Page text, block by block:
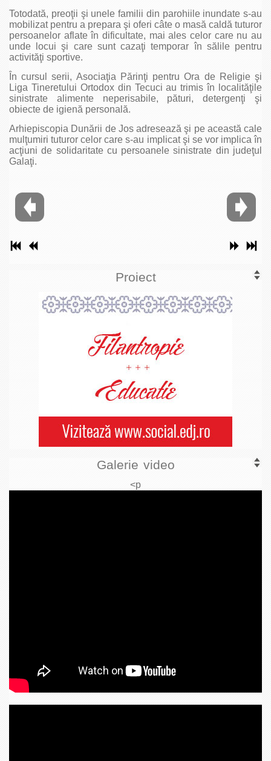
Totodată, preoţii şi unele familii din parohiile inundate s-au
mobilizat pentru a prepara şi oferi câte o masă caldă tuturor
persoanelor aflate în dificultate, mai ales celor care nu au
unde locui şi care sunt cazaţi temporar în sălile pentru
activităţi sportive.
În cursul serii, Asociaţia Părinţi pentru Ora de Religie şi
Liga Tineretului Ortodox din Tecuci au trimis în localităţile
sinistrate alimente neperisabile, pături, detergenţi şi
obiecte de igienă personală.
Arhiepiscopia Dunării de Jos adresează şi pe această cale
mulţumiri tuturor celor care s-au implicat şi se vor implica în
acţiuni de solidaritate cu persoanele sinistrate din judeţul
Galaţi.
Proiect
Galerie video
<p